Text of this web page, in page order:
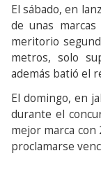
El sábado, en
de unas
meritorio
metros, solo
además batió el
El domingo, en
durante el
mejor marca
proclamarse